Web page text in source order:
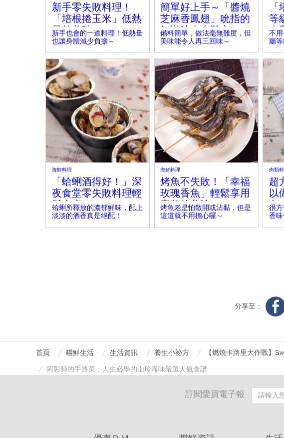
新手零失敗料理！
「培根捲玉米」低熱
量的美味
新手也會的一道料理！低熱量
也讓身體減少負擔～
簡單好上手～「醬燒
芝麻香鳳翅」吮指的
好滋味令人難忘！
備料簡單，做法毫無難度，但
美味能令人再三回味～
等
上
不
廳
海鮮料理
「蛤蜊酒得好！」深
夜食堂零失敗料理輕
鬆上桌！
蛤蜊所釋放的濃郁鮮味，配上
淡淡的酒香真是絕配！
海鮮料理
烤魚不失敗！「幸福
玫瑰香魚」輕鬆享用
完整的美味
烤魚老是怕散開或沾黏，但是
這道就不用擔心囉～
肉類
超
以
丸
很
香味
分享至：
首頁 嚐鮮生活 生活資訊 養生小祕方 【燃燒卡路里大作戰】
阿彰師的手路菜：人生必學的山珍海味嚴選人氣食譜
訂閱愛買電子報